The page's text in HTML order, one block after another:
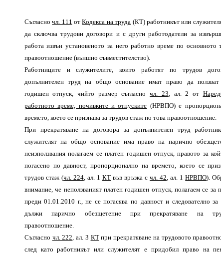
Съгласночл. 111 отКодекса на труда (КТ) работникът или
да сключва трудови договори и с други работодатели за
работа извън установеното за него работно време по основното
правоотношение (външно съвместителство).
Работниците и служителите, които работят по трудов
допълнителен труд на общо основание имат право да ползват
годишен отпуск, чийто размер съгласночл. 23, ал. 2 от
работното време, почивките и отпуските (НРВПО) е
времето, което се признава за трудов стаж по това правоотношение.
При прекратяване на договора за допълнителен труд
служителят на общо основание има право на парично
неизползвания полагаем се платен годишен отпуск, правото за
погасено по давност, пропорционално на времето, което се
трудов стаж (чл. 224, ал. 1 КТвъв връзка счл. 42, ал. 1НРВПО).
внимание, че неползваният платен годишен отпуск, полагаем се за
преди 01.01.2010 г., не се погасява по давност и следователно за
дължи парично обезщетение при прекратяване на
правоотношение.
Съгласно чл. 222, ал. 3 КТпри прекратяване на трудовото
след като работникът или служителят е придобил право на